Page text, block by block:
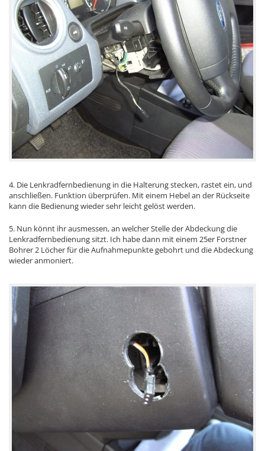
4. Die Lenkradfernbedienung in die Halterung stecken, rastet ein, und
anschließen. Funktion überprüfen. Mit einem Hebel an der Rückseite
kann die Bedienung wieder sehr leicht gelöst werden.
5. Nun könnt ihr ausmessen, an welcher Stelle der Abdeckung die
Lenkradfernbedienung sitzt. Ich habe dann mit einem 25er Forstner
Bohrer 2 Löcher für die Aufnahmepunkte gebohrt und die Abdeckung
wieder anmoniert.